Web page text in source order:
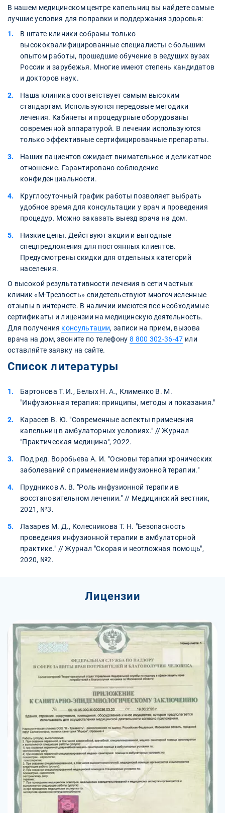
В нашем медицинском центре капельниц вы найдете самые
лучшие условия для поправки и поддержания здоровья:
В штате клиники собраны только
высококвалифицированные специалисты с большим
опытом работы, прошедшие обучение в ведущих вузах
России и зарубежья. Многие имеют степень кандидатов
и докторов наук.
Наша клиника соответствует самым высоким
стандартам. Используются передовые методики
лечения. Кабинеты и процедурные оборудованы
современной аппаратурой. В лечении используются
только эффективные сертифицированные препараты.
Наших пациентов ожидает внимательное и деликатное
отношение. Гарантировано соблюдение
конфиденциальности.
Круглосуточный график работы позволяет выбрать
удобное время для консультации у врач и проведения
процедур. Можно заказать выезд врача на дом.
Низкие цены. Действуют акции и выгодные
спецпредложения для постоянных клиентов.
Предусмотрены скидки для отдельных категорий
населения.
О высокой результативности лечения в сети частных
клиник «М-Трезвость» свидетельствуют многочисленные
отзывы в интернете. В наличии имеются все необходимые
сертификаты и лицензии на медицинскую деятельность.
Для получения консультации, записи на прием, вызова
врача на дом, звоните по телефону 8 800 302-36-47 или
оставляйте заявку на сайте.
Список литературы
Бартонова Т. И., Белых Н. А., Клименко В. М.
"Инфузионная терапия: принципы, методы и показания."
Карасев В. Ю. "Современные аспекты применения
капельниц в амбулаторных условиях." // Журнал
"Практическая медицина", 2022.
Под ред. Воробьева А. И. "Основы терапии хронических
заболеваний с применением инфузионной терапии."
Прудников А. В. "Роль инфузионной терапии в
восстановительном лечении." // Медицинский вестник,
2021, №3.
Лазарев М. Д., Колесникова Т. Н. "Безопасность
проведения инфузионной терапии в амбулаторной
практике." // Журнал "Скорая и неотложная помощь",
2020, №2.
Лицензии